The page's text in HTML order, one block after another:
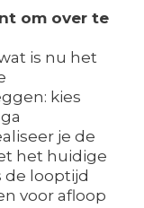
om over te
is nu het
kies
je de
het huidige
de looptijd
voor afloop